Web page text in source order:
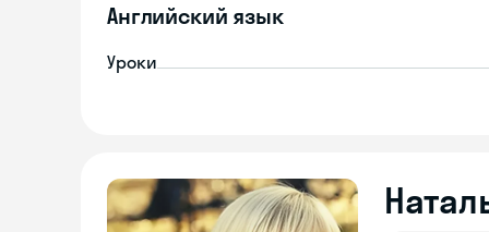
Английский язык
Уроки